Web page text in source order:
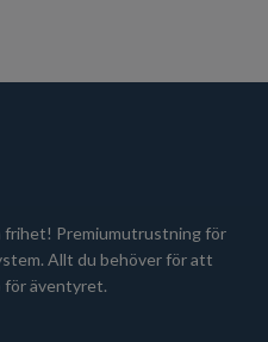
frihet! Premiumutrustning för
Allt du behöver för att
för äventyret.